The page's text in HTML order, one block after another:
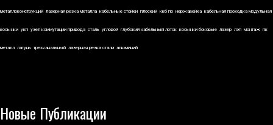
металлоконструкций лазерная резка металла кабельные стойки плоский ккб по нержавейка кабельная проходка модульная
косынки укп узел коммутации привода сталь угловой глубокий кабельный лоток косынки боковые лазер лэп монтаж пк
металл латунь трехканальный лазерная резка стали алюминий
Новые Публикации